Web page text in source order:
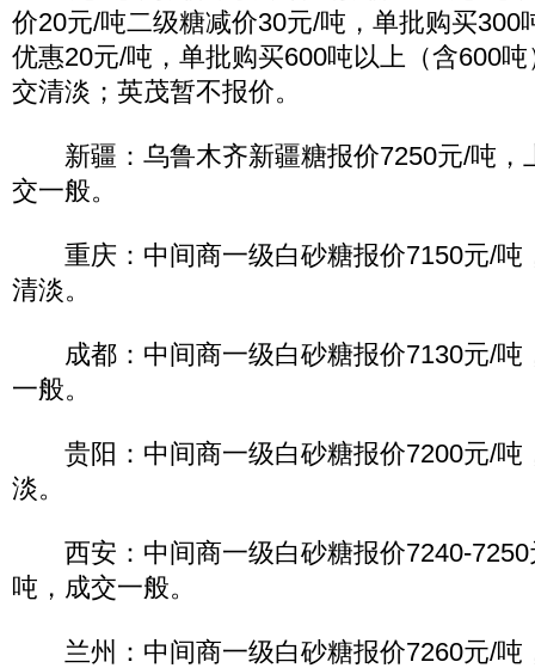
价20元/吨二级糖减价30元/吨，单批购买300
优惠20元/吨，单批购买600吨以上（含600
交清淡；英茂暂不报价。
新疆：乌鲁木齐新疆糖报价7250元/吨，
交一般。
重庆：中间商一级白砂糖报价7150元/吨
清淡。
成都：中间商一级白砂糖报价7130元/吨
一般。
贵阳：中间商一级白砂糖报价7200元/吨
淡。
西安：中间商一级白砂糖报价7240-7250
吨，成交一般。
兰州：中间商一级白砂糖报价7260元/吨